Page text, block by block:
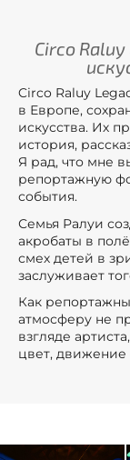
Circo
Circo Raluy
в Европе,
искусства. Их
история,
Я рад, что мне
репортажную
события.
Семья Ралуи
акробаты в
смех детей в
заслуживает
Как
атмосферу не
взгляде
цвет,